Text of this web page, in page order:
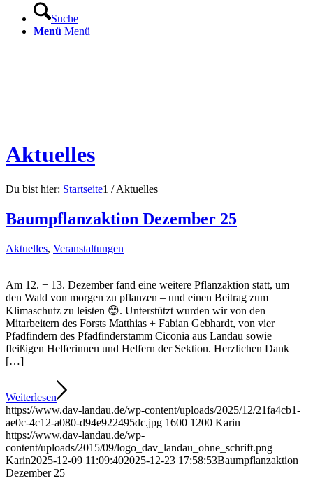
Suche
Menü Menü
Aktuelles
Du bist hier: Startseite1 / Aktuelles
Baumpflanzaktion Dezember 25
Aktuelles, Veranstaltungen
Am 12. + 13. Dezember fand eine weitere Pflanzaktion statt, um
den Wald von morgen zu pflanzen – und einen Beitrag zum
Klimaschutz zu leisten 😊. Unterstützt wurden wir von den
Mitarbeitern des Forsts Matthias + Fabian Gebhardt, von vier
Pfadfindern des Pfadfinderstamm Ciconia aus Landau sowie
fleißigen Helferinnen und Helfern der Sektion. Herzlichen Dank
[…]
Weiterlesen
https://www.dav-landau.de/wp-content/uploads/2025/12/21fa4cb1-
ae0c-4c12-a080-d94e922495dc.jpg 1600 1200 Karin
https://www.dav-landau.de/wp-
content/uploads/2015/09/logo_dav_landau_ohne_schrift.png
Karin2025-12-09 11:09:402025-12-23 17:58:53Baumpflanzaktion
Dezember 25